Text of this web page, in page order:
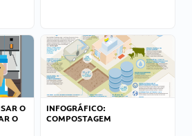
O
O
INFOGRÁFICO:
COMPOSTAGEM